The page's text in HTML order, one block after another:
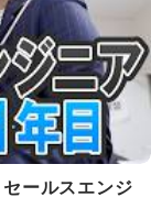
ールスエンジ